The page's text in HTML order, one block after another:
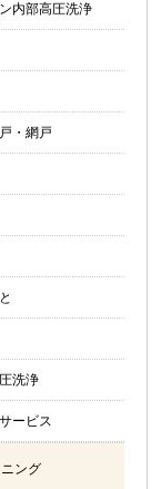
内部高圧洗浄
・網戸
洗浄
ービス
ング